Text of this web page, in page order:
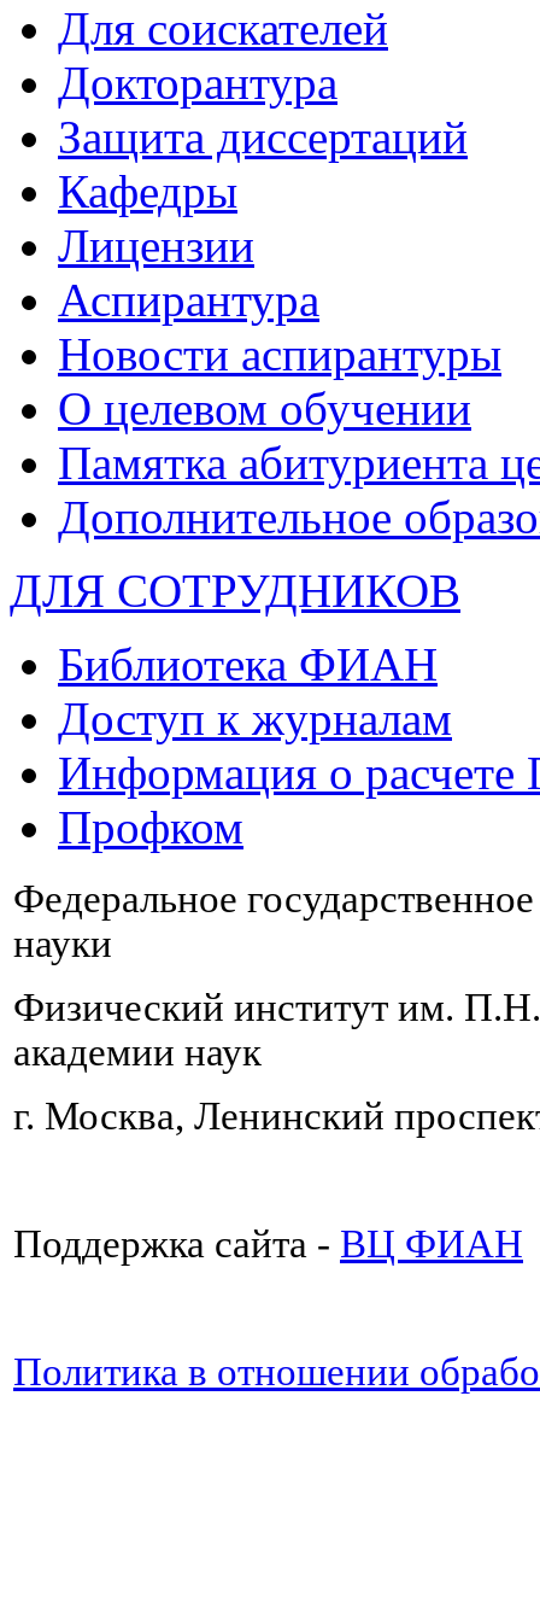
Для соискателей
Докторантура
Защита диссертаций
Кафедры
Лицензии
Аспирантура
Новости аспирантуры
О целевом обучении
Памятка абитуриента
Дополнительное
ДЛЯ СОТРУДНИКОВ
Библиотека ФИАН
Доступ к журналам
Информация о
Профком
Федеральное
науки
Физический институт им.
академии наук
г. Москва, Ленинский
Поддержка сайта - ВЦ ФИАН
Политика в отношении